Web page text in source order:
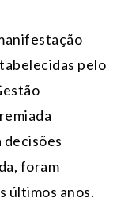
pelo
foram
últimos anos.